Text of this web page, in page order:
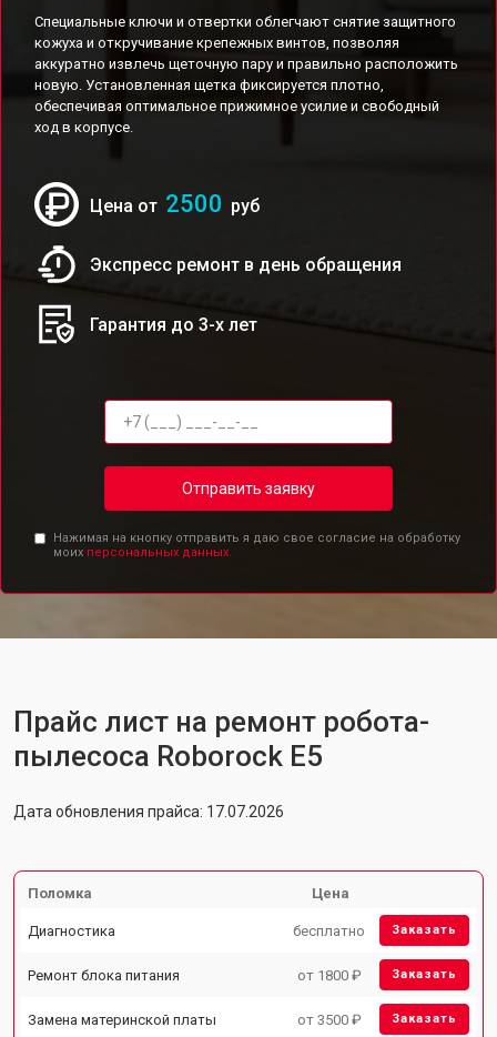
Специальные ключи и отвертки облегчают снятие защитного
кожуха и откручивание крепежных винтов, позволяя
аккуратно извлечь щеточную пару и правильно расположить
новую. Установленная щетка фиксируется плотно,
обеспечивая оптимальное прижимное усилие и свободный
ход в корпусе.
Цена от 2500 руб
Экспресс ремонт в день обращения
Гарантия до 3-х лет
Отправить заявку
Нажимая на кнопку отправить я даю свое согласие на обработку
моих персональных данных.
Прайс лист на ремонт робота-
пылесоса Roborock E5
Дата обновления прайса: 17.07.2026
Поломка Цена
Диагностика бесплатно Заказать
Ремонт блока питания от 1800 ₽ Заказать
Замена материнской платы от 3500 ₽ Заказать